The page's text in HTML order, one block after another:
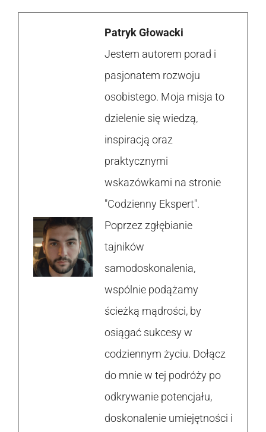
Patryk Głowacki
Jestem autorem porad i
pasjonatem rozwoju
osobistego. Moja misja to
dzielenie się wiedzą,
inspiracją oraz
praktycznymi
wskazówkami na stronie
"Codzienny Ekspert".
Poprzez zgłębianie
tajników
samodoskonalenia,
wspólnie podążamy
ścieżką mądrości, by
osiągać sukcesy w
codziennym życiu. Dołącz
do mnie w tej podróży po
odkrywanie potencjału,
doskonalenie umiejętności i